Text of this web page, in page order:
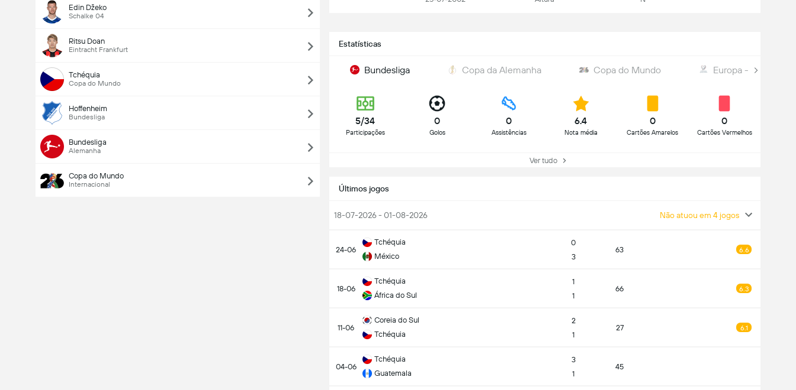
Edin Džeko
Schalke 04
Ritsu Doan
Eintracht Frankfurt
Tchéquia
Copa do Mundo
Hoffenheim
Bundesliga
Bundesliga
Alemanha
Copa do Mundo
Internacional
Estatísticas
Bundesliga Copa da Alemanha Copa do Mundo Europa - Elim. da
5/34
Participações
0
Golos
0
Assistências
6.4
Nota média
0
Cartões Amarelos
0
Cartões Vermelhos
Ver tudo
Últimos jogos
18-07-2026 - 01-08-2026 Não atuou em 4 jogos
24-06
Tchéquia
México
0
3
63 6.6
18-06
Tchéquia
África do Sul
1
1
66 6.3
11-06
Coreia do Sul
Tchéquia
2
1
27 6.1
04-06
Tchéquia
Guatemala
3
1
45